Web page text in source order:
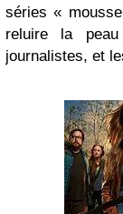
séries «
reluire la
journalistes, et